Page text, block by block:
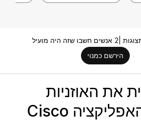
2 אנשים חשבו שזה היה מועיל
הירשם כמנוי
את האוזניות
באמצעות האפליקציה Cisco